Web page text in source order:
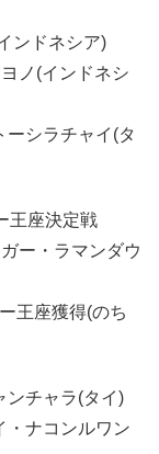
ンドネシア)
ノ(インドネシ
シラチャイ(タ
王座決定戦
ー・ラマンダウ
王座獲得(のち
チャラ(タイ)
ナコンルワン